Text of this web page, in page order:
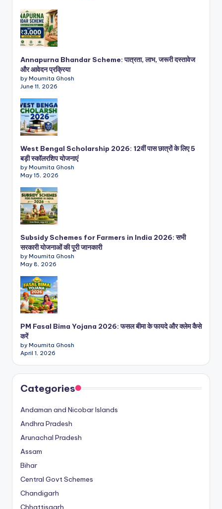
Annapurna Bhandar Scheme: पात्रता, लाभ, जरूरी दस्तावेज
और आवेदन प्रक्रिया
by Moumita Ghosh
June 11, 2026
West Bengal Scholarship 2026: 12वीं पास छात्रों के लिए 5
बड़ी स्कॉलरशिप योजनाएं
by Moumita Ghosh
May 15, 2026
Subsidy Schemes for Farmers in India 2026: सभी
सरकारी योजनाओं की पूरी जानकारी
by Moumita Ghosh
May 8, 2026
PM Fasal Bima Yojana 2026: फसल बीमा के फायदे और क्लेम कैसे
करें
by Moumita Ghosh
April 1, 2026
Categories
Andaman and Nicobar Islands
Andhra Pradesh
Arunachal Pradesh
Assam
Bihar
Central Govt Schemes
Chandigarh
Chhattisgarh